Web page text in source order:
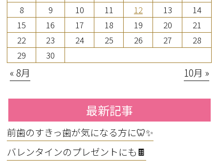
8
9 10 11 12 13
14
15
16 17 18 19 20
21
22
23 24 25 26 27
28
29
30
« 8月 10月 »
最新記事
前歯のすきっ歯が気になる方に🦷✨
バレンタインのプレゼントにも🍫